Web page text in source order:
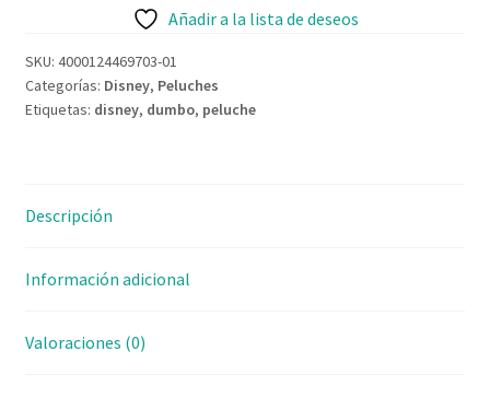
Añadir a la lista de deseos
SKU: 4000124469703-01
Categorías: Disney, Peluches
Etiquetas: disney, dumbo, peluche
Descripción
Información adicional
Valoraciones (0)